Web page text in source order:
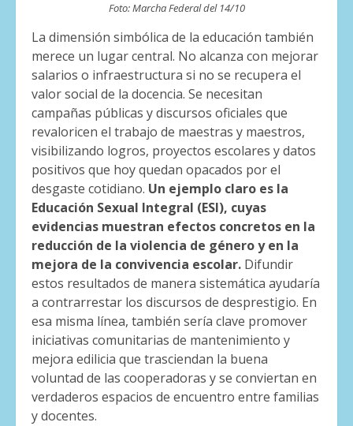
Foto: Marcha Federal del 14/10
La dimensión simbólica de la educación también
merece un lugar central. No alcanza con mejorar
salarios o infraestructura si no se recupera el
valor social de la docencia. Se necesitan
campañas públicas y discursos oficiales que
revaloricen el trabajo de maestras y maestros,
visibilizando logros, proyectos escolares y datos
positivos que hoy quedan opacados por el
desgaste cotidiano. Un ejemplo claro es la
Educación Sexual Integral (ESI), cuyas
evidencias muestran efectos concretos en la
reducción de la violencia de género y en la
mejora de la convivencia escolar. Difundir
estos resultados de manera sistemática ayudaría
a contrarrestar los discursos de desprestigio. En
esa misma línea, también sería clave promover
iniciativas comunitarias de mantenimiento y
mejora edilicia que trasciendan la buena
voluntad de las cooperadoras y se conviertan en
verdaderos espacios de encuentro entre familias
y docentes.